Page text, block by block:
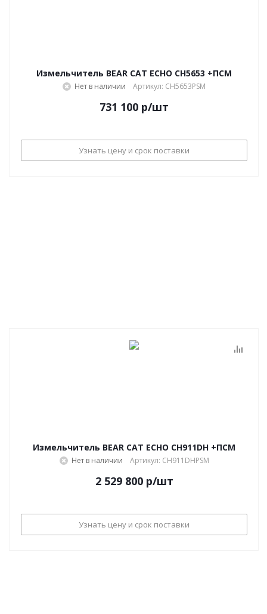
Измельчитель BEAR CAT ECHO CH5653 +ПСМ
Нет в наличии Артикул: CH5653PSM
731 100 р/шт
Узнать цену и срок поставки
Измельчитель BEAR CAT ECHO CH911DH +ПСМ
Нет в наличии Артикул: CH911DHPSM
2 529 800р/шт
Узнать цену и срок поставки